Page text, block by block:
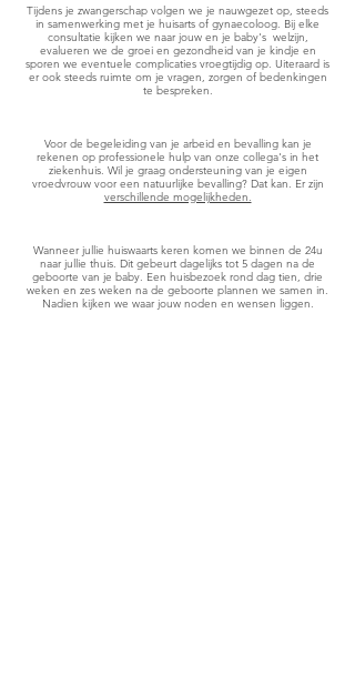
Tijdens je zwangerschap volgen we je nauwgezet op, steeds
in samenwerking met je huisarts of gynaecoloog. Bij elke
consultatie kijken we naar jouw en je baby's welzijn,
evalueren we de groei en gezondheid van je kindje en
sporen we eventuele complicaties vroegtijdig op. Uiteraard is
er ook steeds ruimte om je vragen, zorgen of bedenkingen
te bespreken.
Voor de begeleiding van je arbeid en bevalling kan je
rekenen op professionele hulp van onze collega's in het
ziekenhuis. Wil je graag ondersteuning van je eigen
vroedvrouw voor een natuurlijke bevalling? Dat kan. Er zijn
verschillende mogelijkheden.
Wanneer jullie huiswaarts keren komen we binnen de 24u
naar jullie thuis. Dit gebeurt dagelijks tot 5 dagen na de
geboorte van je baby. Een huisbezoek rond dag tien, drie
weken en zes weken na de geboorte plannen we samen in.
Nadien kijken we waar jouw noden en wensen liggen.